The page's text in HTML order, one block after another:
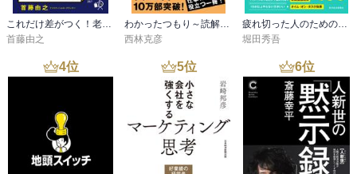
これだけ差がつく！老後のお金 55歳から15年で2500万円をつくる
首藤由之
わかったつもり～読解力がつかない本当の原因～
西林克彦
疲れ切った人のための勉強法
堀田秀吾
4位 5位 6位